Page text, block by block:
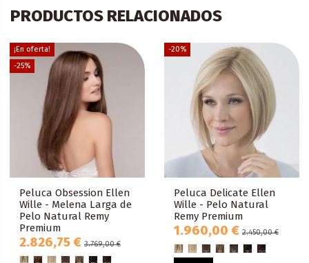
PRODUCTOS RELACIONADOS
¡En oferta!
-25%
Peluca Obsession Ellen
Wille - Melena Larga de
Pelo Natural Remy
Premium
2.826,75 € 3.769,00 €
-20%
Peluca Delicate Ellen
Wille - Pelo Natural
Remy Premium
1.960,00 € 2.450,00 €